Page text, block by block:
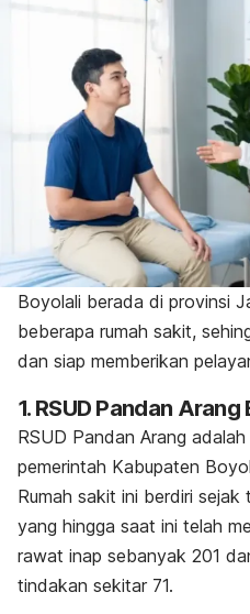
Boyolali berada di provinsi
beberapa rumah sakit,
dan siap memberikan
1. RSUD Pandan Arang
RSUD Pandan Arang
pemerintah Kabupaten
Rumah sakit ini berdiri sejak
yang hingga saat ini telah
rawat inap sebanyak 201
tindakan sekitar 71.